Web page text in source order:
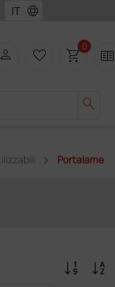
language
search
person favorite_border shopping_cart0 two_pager
Portalame